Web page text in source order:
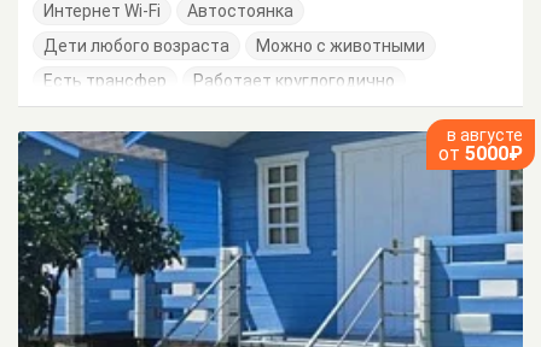
Интернет Wi-Fi
Автостоянка
Дети любого возраста
Можно с животными
Есть трансфер
Работает круглогодично
в августе
от 5000₽